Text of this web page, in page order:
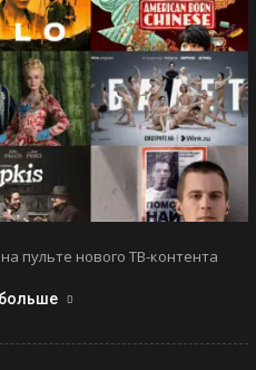
пульте нового ТВ-контента